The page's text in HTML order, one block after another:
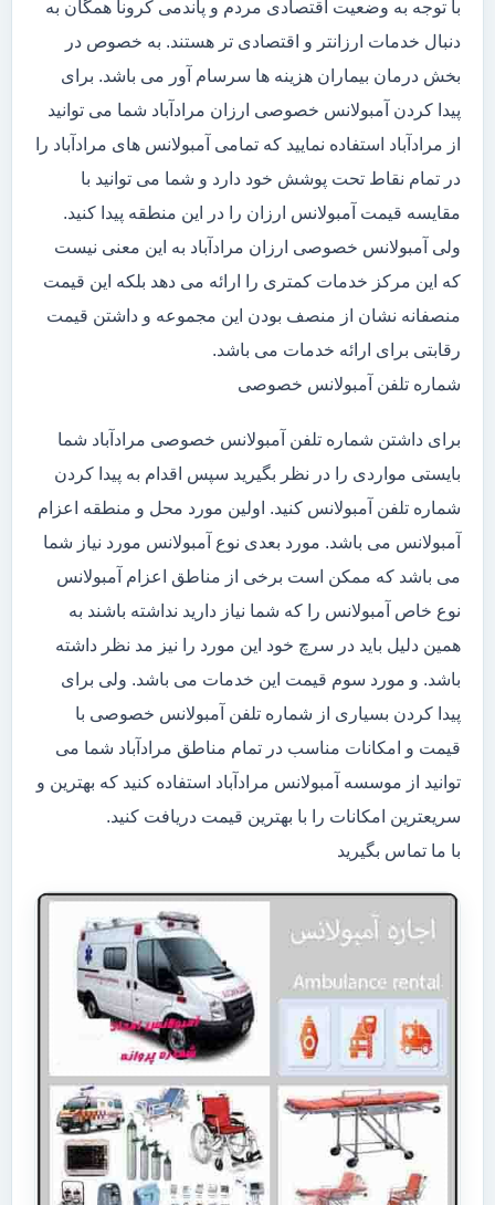
با توجه به وضعیت اقتصادی مردم و پاندمی کرونا همگان به
دنبال خدمات ارزانتر و اقتصادی تر هستند. به خصوص در
بخش درمان بیماران هزینه ها سرسام آور می باشد. برای
پیدا کردن آمبولانس خصوصی ارزان مرادآباد شما می توانید
از مرادآباد استفاده نمایید که تمامی آمبولانس های مرادآباد را
در تمام نقاط تحت پوشش خود دارد و شما می توانید با
مقایسه قیمت آمبولانس ارزان را در این منطقه پیدا کنید.
ولی آمبولانس خصوصی ارزان مرادآباد به این معنی نیست
که این مرکز خدمات کمتری را ارائه می دهد بلکه این قیمت
منصفانه نشان از منصف بودن این مجموعه و داشتن قیمت
رقابتی برای ارائه خدمات می باشد.
شماره تلفن آمبولانس خصوصی
برای داشتن شماره تلفن آمبولانس خصوصی مرادآباد شما
بایستی مواردی را در نظر بگیرید سپس اقدام به پیدا کردن
شماره تلفن آمبولانس کنید. اولین مورد محل و منطقه اعزام
آمبولانس می باشد. مورد بعدی نوع آمبولانس مورد نیاز شما
می باشد که ممکن است برخی از مناطق اعزام آمبولانس
نوع خاص آمبولانس را که شما نیاز دارید نداشته باشند به
همین دلیل باید در سرچ خود این مورد را نیز مد نظر داشته
باشد. و مورد سوم قیمت این خدمات می باشد. ولی برای
پیدا کردن بسیاری از شماره تلفن آمبولانس خصوصی با
قیمت و امکانات مناسب در تمام مناطق مرادآباد شما می
توانید از موسسه آمبولانس مرادآباد استفاده کنید که بهترین و
سریعترین امکانات را با بهترین قیمت دریافت کنید.
با ما تماس بگیرید